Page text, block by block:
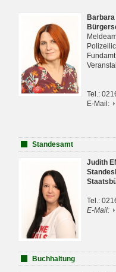
Tel.:
E-Mail:
Standesamt
Judith
Tel.:
E-Mail:
Buchhaltung